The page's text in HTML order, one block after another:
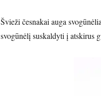
Švieži česnakai auga
svogūnėlį suskaldyti į atskirus